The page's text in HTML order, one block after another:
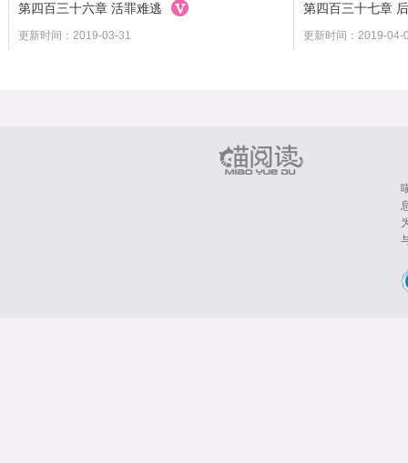
第四百三十六章 活罪难逃
更新时间：2019-03-31
第四百三十七章
更新时间：2019-04-